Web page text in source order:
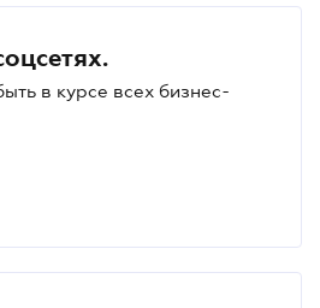
в курсе всех бизнес-